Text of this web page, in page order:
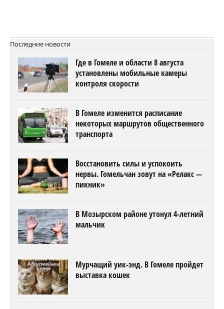
Последние новости
Где в Гомеле и области 8 августа
установлены мобильные камеры
контроля скорости
В Гомеле изменится расписание
некоторых маршрутов общественного
транспорта
Восстановить силы и успокоить
нервы. Гомельчан зовут на «Релакс —
пикник»
В Мозырском районе утонул 4-летний
мальчик
Мурчащий уик-энд. В Гомеле пройдет
выставка кошек